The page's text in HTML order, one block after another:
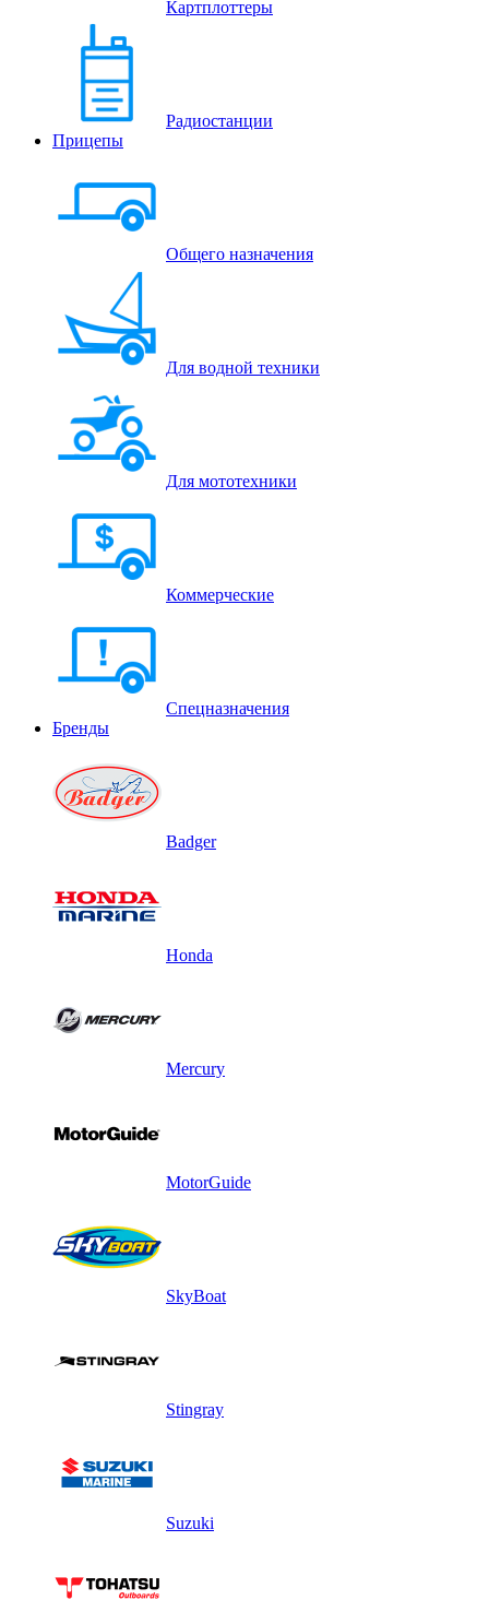
Картплоттеры
Радиостанции
Прицепы
Общего назначения
Для водной техники
Для мототехники
Коммерческие
Спецназначения
Бренды
Badger
Honda
Mercury
MotorGuide
SkyBoat
Stingray
Suzuki